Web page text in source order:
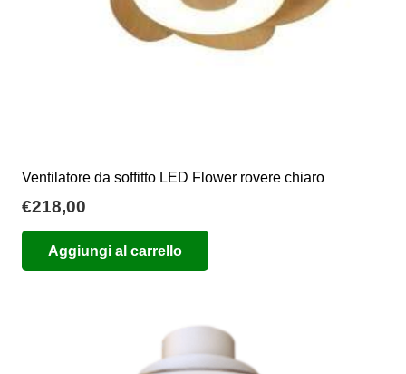
Ventilatore da soffitto LED Flower rovere chiaro
€218,00
Aggiungi al carrello